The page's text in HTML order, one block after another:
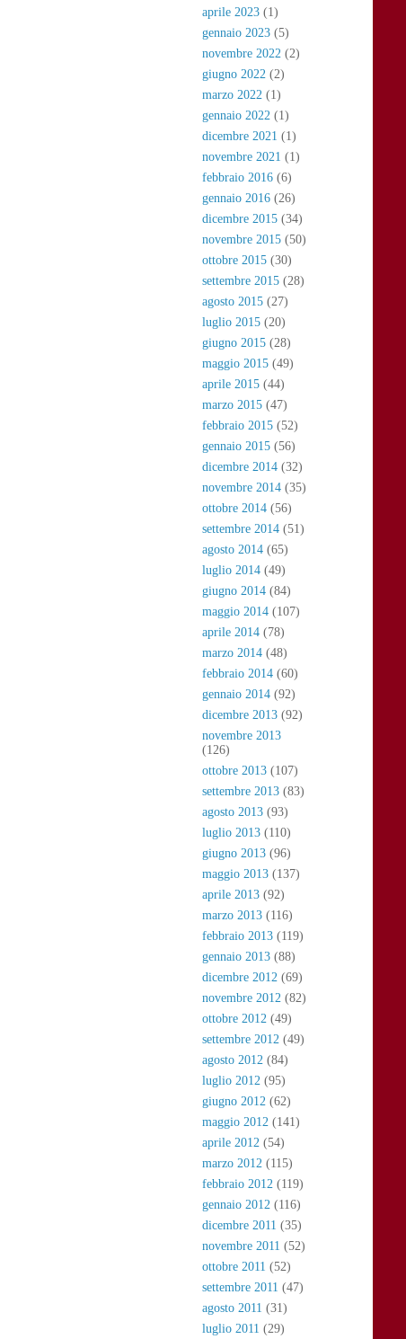
aprile 2023 (1)
gennaio 2023 (5)
novembre 2022 (2)
giugno 2022 (2)
marzo 2022 (1)
gennaio 2022 (1)
dicembre 2021 (1)
novembre 2021 (1)
febbraio 2016 (6)
gennaio 2016 (26)
dicembre 2015 (34)
novembre 2015 (50)
ottobre 2015 (30)
settembre 2015 (28)
agosto 2015 (27)
luglio 2015 (20)
giugno 2015 (28)
maggio 2015 (49)
aprile 2015 (44)
marzo 2015 (47)
febbraio 2015 (52)
gennaio 2015 (56)
dicembre 2014 (32)
novembre 2014 (35)
ottobre 2014 (56)
settembre 2014 (51)
agosto 2014 (65)
luglio 2014 (49)
giugno 2014 (84)
maggio 2014 (107)
aprile 2014 (78)
marzo 2014 (48)
febbraio 2014 (60)
gennaio 2014 (92)
dicembre 2013 (92)
novembre 2013
(126)
ottobre 2013 (107)
settembre 2013 (83)
agosto 2013 (93)
luglio 2013 (110)
giugno 2013 (96)
maggio 2013 (137)
aprile 2013 (92)
marzo 2013 (116)
febbraio 2013 (119)
gennaio 2013 (88)
dicembre 2012 (69)
novembre 2012 (82)
ottobre 2012 (49)
settembre 2012 (49)
agosto 2012 (84)
luglio 2012 (95)
giugno 2012 (62)
maggio 2012 (141)
aprile 2012 (54)
marzo 2012 (115)
febbraio 2012 (119)
gennaio 2012 (116)
dicembre 2011 (35)
novembre 2011 (52)
ottobre 2011 (52)
settembre 2011 (47)
agosto 2011 (31)
luglio 2011 (29)